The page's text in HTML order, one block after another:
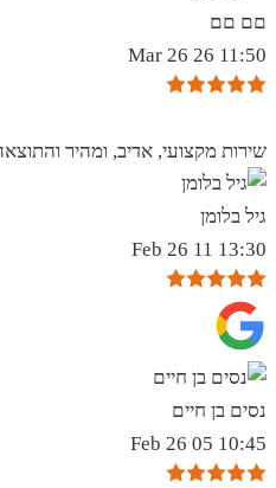
םם םם
11:50 26 Mar 26
שירות מקצועי, אדיב, ומהיר
גיל בלומן
13:30 11 Feb 26
נסים בן חיים
10:45 05 Feb 26